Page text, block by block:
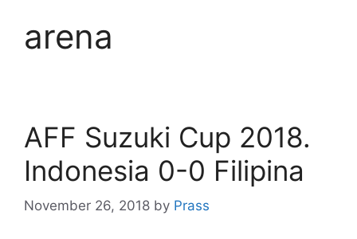
arena
AFF Suzuki Cup 2018.
Indonesia 0-0 Filipina
November 26, 2018 by Prass